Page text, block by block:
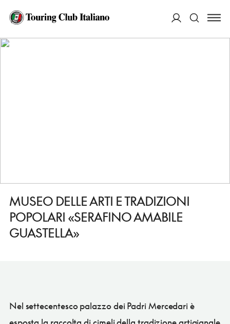
HOME
MUSEO DELLE ARTI E TRADIZIONI POPOLARI «SERAFINO AMABILE
GUASTELLA»
MUSEO DELLE ARTI E TRADIZIONI
POPOLARI «SERAFINO AMABILE
GUASTELLA»
Nel settecentesco palazzo dei Padri Mercedari è